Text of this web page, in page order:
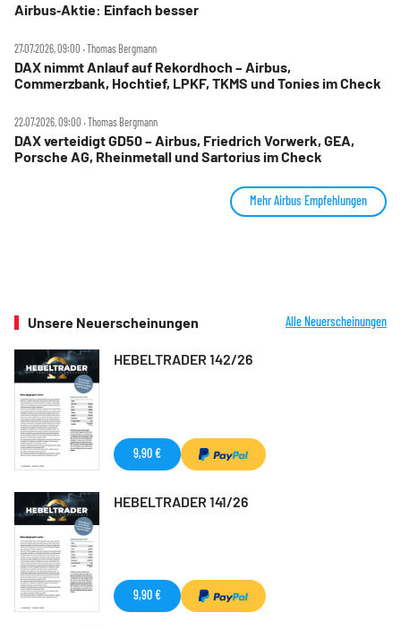
Airbus‑Aktie: Einfach besser
27.07.2026, 09:00 ‧ Thomas Bergmann
DAX nimmt Anlauf auf Rekordhoch – Airbus,
Commerzbank, Hochtief, LPKF, TKMS und Tonies im Check
22.07.2026, 09:00 ‧ Thomas Bergmann
DAX verteidigt GD50 – Airbus, Friedrich Vorwerk, GEA,
Porsche AG, Rheinmetall und Sartorius im Check
Mehr Airbus Empfehlungen
Unsere Neuerscheinungen Alle Neuerscheinungen
HEBELTRADER 142/26
9,90 €
HEBELTRADER 141/26
9,90 €